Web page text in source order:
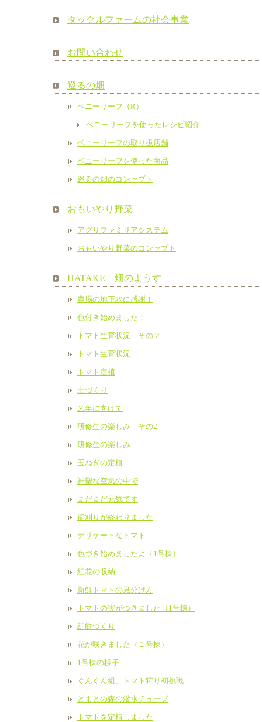
タックルファームの社会事業
お問い合わせ
巡るの畑
ベニーリーフ（R）
ベニーリーフを使ったレシピ紹介
ベニーリーフの取り扱店舗
ベニーリーフを使った商品
巡るの畑のコンセプト
おもいやり野菜
アグリファミリアシステム
おもいやり野菜のコンセプト
HATAKE 畑のようす
農場の地下水に感謝！
色付き始めました！
トマト生育状況 その２
トマト生育状況
トマト定植
土づくり
来年に向けて
研修生の楽しみ その2
研修生の楽しみ
玉ねぎの定植
神聖な空気の中で
まだまだ元気です
稲刈りが終わりました
デリケートなトマト
色づき始めましたよ（1号棟）
紅花の収納
新鮮トマトの見分け方
トマトの実がつきました（1号棟）
紅餅づくり
花が咲きました（１号棟）
1号棟の様子
ぐんぐん組、トマト狩り初挑戦
とまとの森の灌水チューブ
トマトを定植しました